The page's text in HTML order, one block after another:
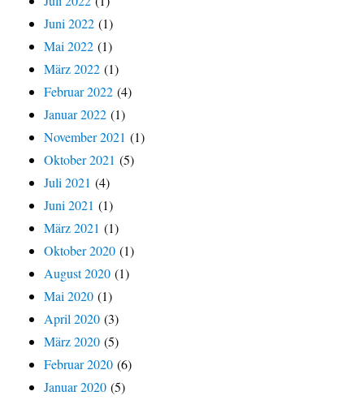
Juni 2022 (1)
Mai 2022 (1)
März 2022 (1)
Februar 2022 (4)
Januar 2022 (1)
November 2021 (1)
Oktober 2021 (5)
Juli 2021 (4)
Juni 2021 (1)
März 2021 (1)
Oktober 2020 (1)
August 2020 (1)
Mai 2020 (1)
April 2020 (3)
März 2020 (5)
Februar 2020 (6)
Januar 2020 (5)